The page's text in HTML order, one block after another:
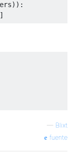
)):
]
— Blixt
fuente